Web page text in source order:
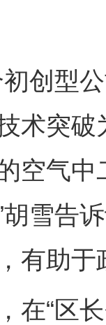
型公
术突
空气
雪告
有助
“区长